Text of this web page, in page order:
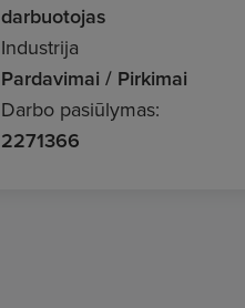
darbuotojas
Industrija
Pardavimai / Pirkimai
Darbo pasiūlymas:
2271366